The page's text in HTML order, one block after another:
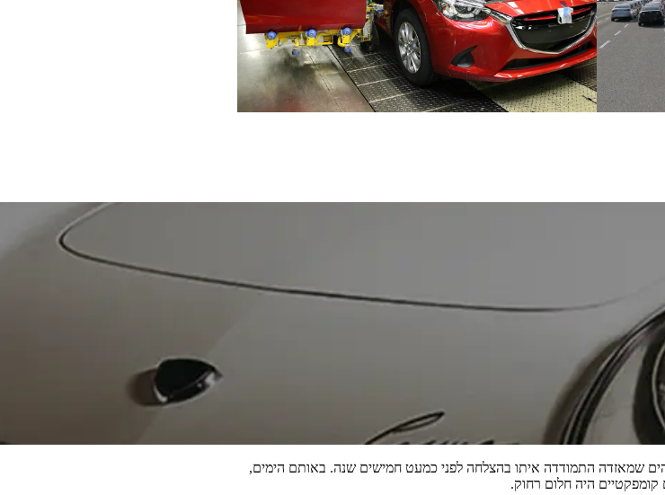
שמאזדה התמודדה איתו בהצלחה לפני כמעט חמישים שנה. באותם הימים,
קומפקטיים היה חלום רחוק.